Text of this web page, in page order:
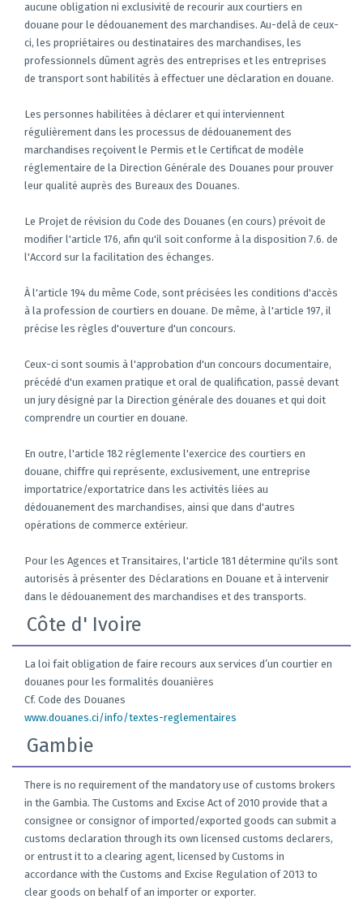
aucune obligation ni exclusivité de recourir aux courtiers en
douane pour le dédouanement des marchandises. Au-delà de ceux-
ci, les propriétaires ou destinataires des marchandises, les
professionnels dûment agrès des entreprises et les entreprises
de transport sont habilités à effectuer une déclaration en douane.
Les personnes habilitées à déclarer et qui interviennent
régulièrement dans les processus de dédouanement des
marchandises reçoivent le Permis et le Certificat de modèle
réglementaire de la Direction Générale des Douanes pour prouver
leur qualité auprès des Bureaux des Douanes.
Le Projet de révision du Code des Douanes (en cours) prévoit de
modifier l'article 176, afin qu'il soit conforme à la disposition 7.6. de
l'Accord sur la facilitation des échanges.
À l'article 194 du même Code, sont précisées les conditions d'accès
à la profession de courtiers en douane. De même, à l'article 197, il
précise les règles d'ouverture d'un concours.
Ceux-ci sont soumis à l'approbation d'un concours documentaire,
précédé d'un examen pratique et oral de qualification, passé devant
un jury désigné par la Direction générale des douanes et qui doit
comprendre un courtier en douane.
En outre, l'article 182 réglemente l'exercice des courtiers en
douane, chiffre qui représente, exclusivement, une entreprise
importatrice/exportatrice dans les activités liées au
dédouanement des marchandises, ainsi que dans d'autres
opérations de commerce extérieur.
Pour les Agences et Transitaires, l'article 181 détermine qu'ils sont
autorisés à présenter des Déclarations en Douane et à intervenir
dans le dédouanement des marchandises et des transports.
Côte d' Ivoire
La loi fait obligation de faire recours aux services d’un courtier en
douanes pour les formalités douanières
Cf. Code des Douanes
www.douanes.ci/info/textes-reglementaires
Gambie
There is no requirement of the mandatory use of customs brokers
in the Gambia. The Customs and Excise Act of 2010 provide that a
consignee or consignor of imported/exported goods can submit a
customs declaration through its own licensed customs declarers,
or entrust it to a clearing agent, licensed by Customs in
accordance with the Customs and Excise Regulation of 2013 to
clear goods on behalf of an importer or exporter.